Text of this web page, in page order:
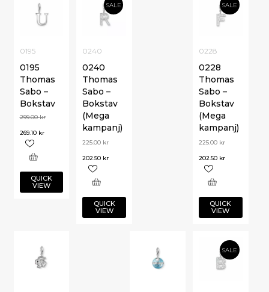
0195
0195
Thomas
Sabo –
Bokstav
299.00kr
269.10 kr
QUICK
VIEW
SALE
0228
0228
Thomas
Sabo –
Bokstav
(Mega
kampanj)
225.00 kr
202.50 kr
QUICK
VIEW
SALE
0240
0240
Thomas
Sabo –
Bokstav
(Mega
kampanj)
225.00 kr
202.50 kr
QUICK
VIEW
SALE